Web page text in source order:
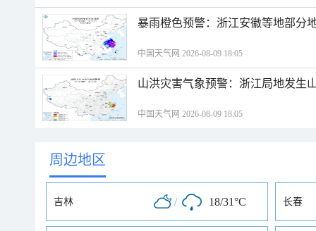
暴雨橙色预警：浙江安徽等地部分
中国天气网 2026-08-09 18:05
山洪灾害气象预警：浙江局地发生
中国天气网 2026-08-09 18:05
周边地区
吉林 / 18/31°C 长春